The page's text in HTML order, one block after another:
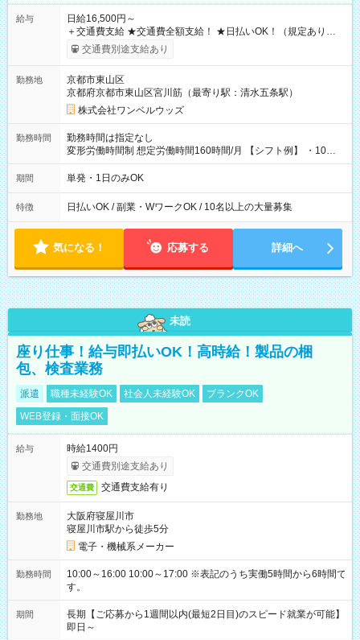
給与
日給16,500円～
＋交通費支給 ★交通費全額支給！ ★日払いOK！（規定あり） ┗
働いたその日に現金GET♪ お仕事後はコンビニATMから 日払
交通費別途支給あり
勤務地
京都市東山区
京都府京都市東山区宮川筋（最寄り駅：清水五条駅）
株式会社ワンベルウッズ
勤務時間
勤務時間は指定なし
変形労働時間制 想定労働時間160時間/月 【シフト例】 ・10：
00～20：00
期間 単発・1日のみOK
特徴 日払いOK / 副業・WワークOK / 10名以上の大量募集
気になる！ 応募する 詳細へ
未読
座り仕事！給与即払いOK！高時給！製品の梱
包、検査業務
派遣 職種未経験OK 社会人未経験OK
ブランクOK
WEB登録・面接OK
給与
時給1400円
交通費別途支給あり
交通費 交通費支給有り
勤務地
大阪府寝屋川市
寝屋川市駅から徒歩5分
電子・機械系メーカー
勤務時間
10:00～16:00 10:00～17:00 ※表記のうち実働5時間から6時間で
す。
期間
長期【ご応募から1週間以内(最短2日目)のスピード就業が可能】
即日～